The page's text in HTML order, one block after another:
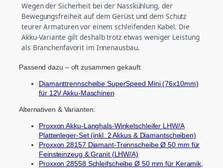
Wegen der Sicherheit bei der Nasskühlung, der
Bewegungsfreiheit auf dem Gerüst und dem Schutz
teurer Armaturen vor einem schleifenden Kabel. Die
Akku-Variante gilt deshalb trotz etwas weniger Leistung
als Branchenfavorit im Innenausbau.
Passend dazu – oft zusammen gekauft:
Diamanttrennscheibe SuperSpeed Mini (76x10mm)
für 12V Akku-Maschinen
Alternativen & Varianten:
Proxxon Akku-Langhals-Winkelschleifer LHW/A
Plattenleger-Set (inkl. 2 Akkus & Diamantscheiben)
Proxxon 28157 Diamant-Trennscheibe Ø 50 mm für
Feinsteinzeug & Granit (LHW/A)
Proxxon 28558 Schleifscheibe Ø 50 mm für Keramik,